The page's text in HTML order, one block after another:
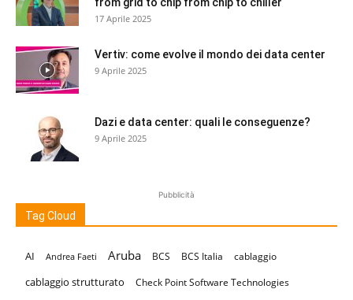
17 Aprile 2025
Vertiv: come evolve il mondo dei data center
9 Aprile 2025
Dazi e data center: quali le conseguenze?
9 Aprile 2025
Pubblicità
Tag Cloud
AI Andrea Faeti Aruba BCS BCS Italia cablaggio
cablaggio strutturato Check Point Software Technologies